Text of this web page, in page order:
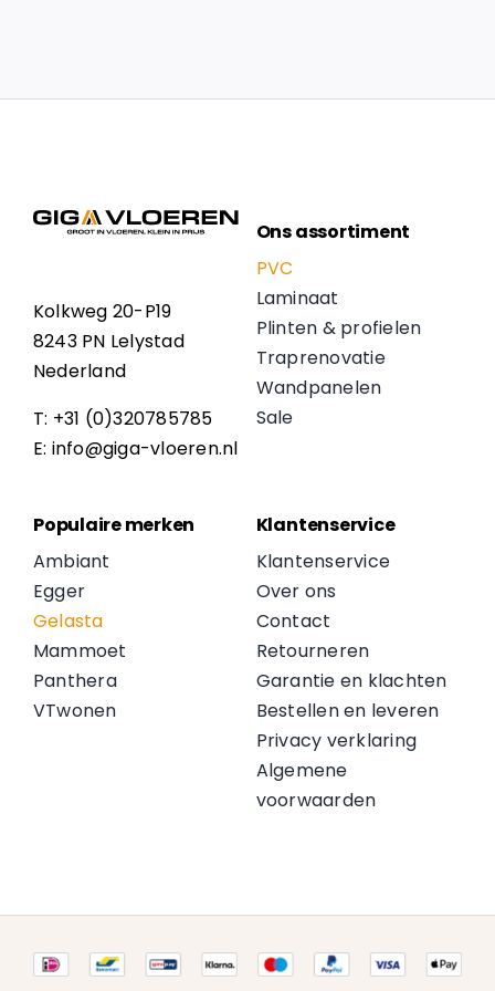
Kolkweg 20-P19
8243 PN Lelystad
Nederland
T: +31 (0)320785785
E: info@giga-vloeren.nl
Ons assortiment
PVC
Laminaat
Plinten & profielen
Traprenovatie
Wandpanelen
Sale
Populaire merken
Ambiant
Egger
Gelasta
Mammoet
Panthera
VTwonen
Klantenservice
Klantenservice
Over ons
Contact
Retourneren
Garantie en klachten
Bestellen en leveren
Privacy verklaring
Algemene
voorwaarden